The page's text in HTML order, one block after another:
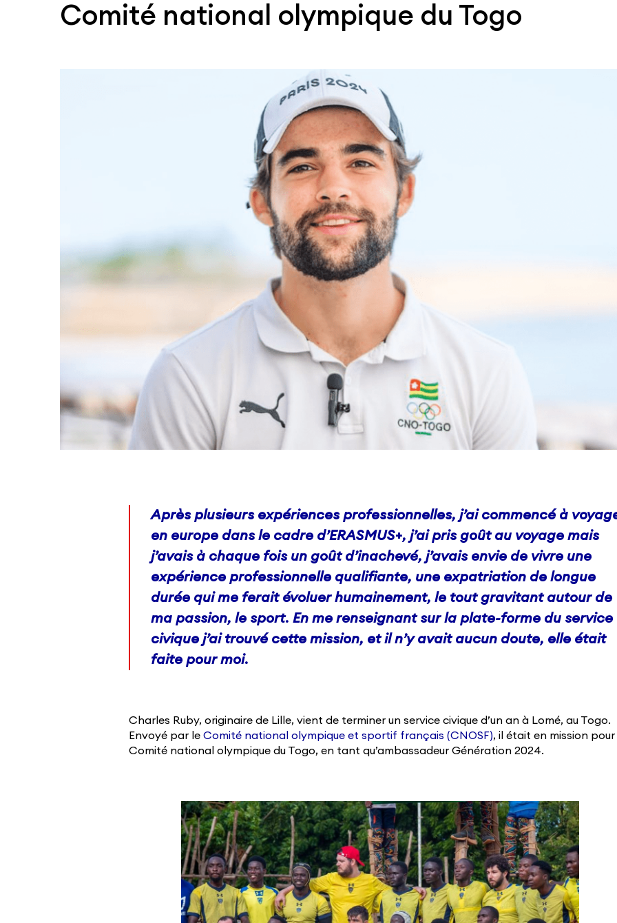
Comité national olympique du Togo
Après plusieurs expériences professionnelles, j’ai commencé à
en europe dans le cadre d’ERASMUS+, j’ai pris goût au voyage mais
j’avais à chaque fois un goût d’inachevé, j’avais envie de vivre une
expérience professionnelle qualifiante, une expatriation de longue
durée qui me ferait évoluer humainement, le tout gravitant autour de
ma passion, le sport. En me renseignant sur la plate-forme du service
civique j’ai trouvé cette mission, et il n’y avait aucun doute, elle était
faite pour moi.
Charles Ruby, originaire de Lille, vient de terminer un service civique d’un an à Lomé, au Togo.
Envoyé par le Comité national olympique et sportif français (CNOSF), il était en mission pour
Comité national olympique du Togo, en tant qu’ambassadeur Génération 2024.